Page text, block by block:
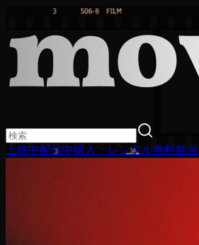
上映中配信中購入・レンタル無料動画